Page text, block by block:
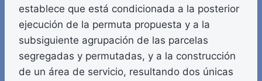
establece que está condicionada a la posterior
ejecución de la permuta propuesta y a la
subsiguiente agrupación de las parcelas
segregadas y permutadas, y a la construcción
de un área de servicio, resultando dos únicas